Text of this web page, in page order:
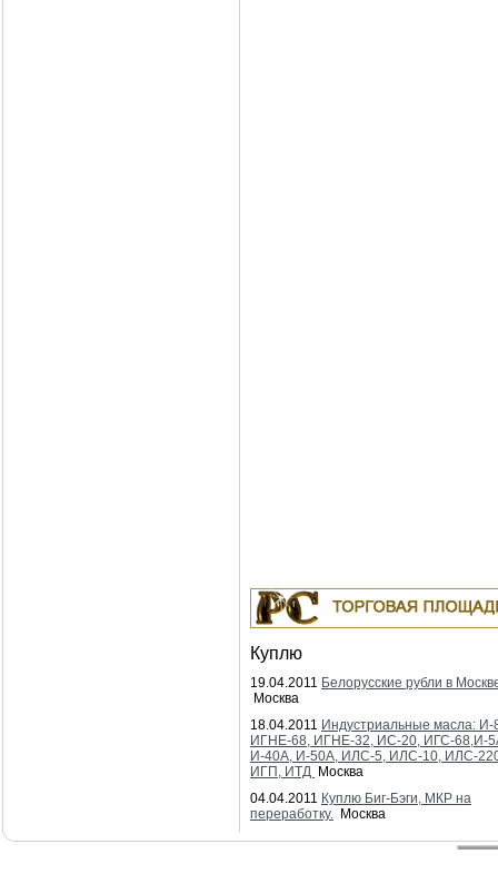
Куплю
19.04.2011 Белорусские рубли в
Москва
18.04.2011 Индустриальные масла: И-
ИГНЕ-68, ИГНЕ-32, ИС-20, ИГС-68,И-
И-40А, И-50А, ИЛС-5, ИЛС-10, ИЛС-
ИГП, ИТД Москва
04.04.2011 Куплю Биг-Бэги, МКР на
переработку. Москва